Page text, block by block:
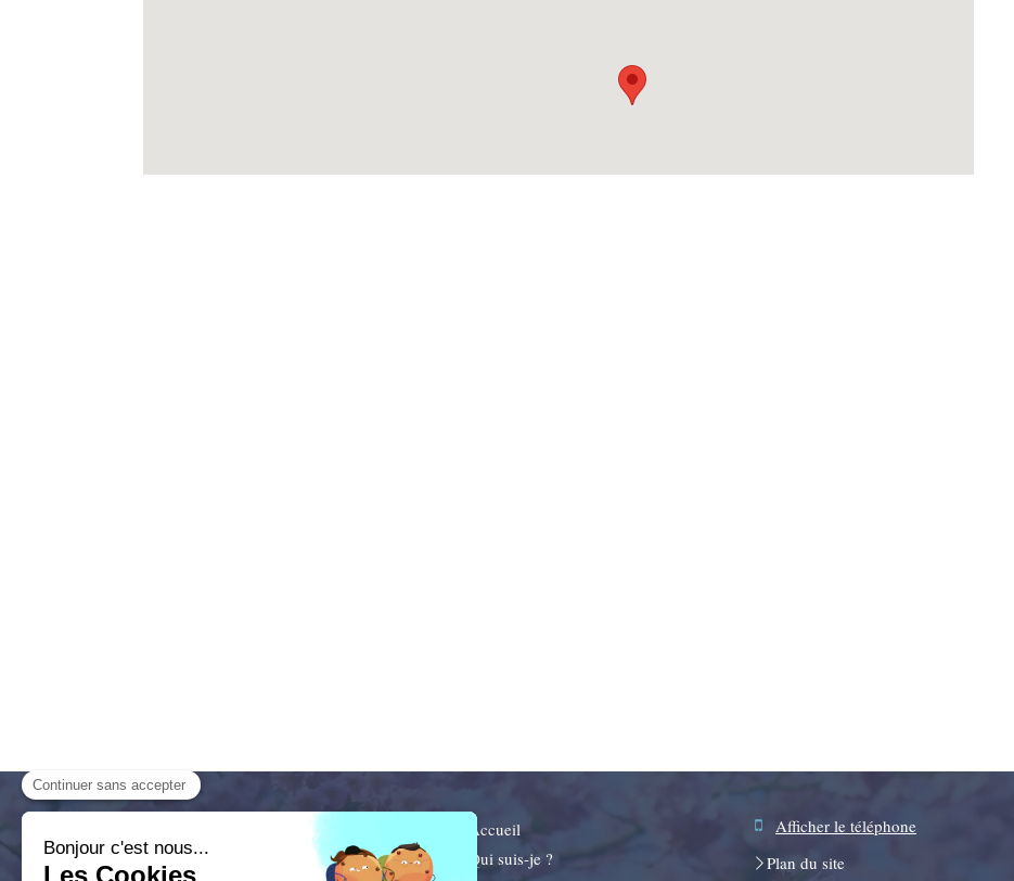
Cabinet facilement accessible depuis
Beaune, Châtenoy-le-Royal, Chalon-
Accueil
Qui suis-je ?
Afficher le téléphone
Plan du site